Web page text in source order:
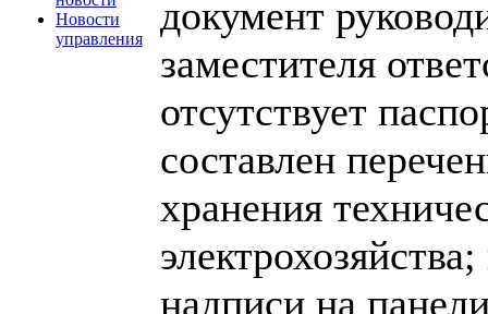
Новости
управления
документ
заместителя
отсутствует
составлен
хранения
надписи на